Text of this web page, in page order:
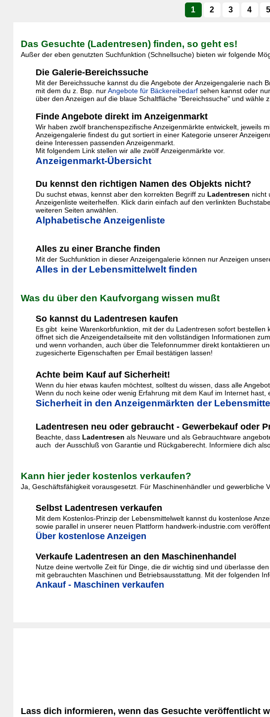
1 2 3 4 5
Das Gesuchte (Ladentresen) finden, so geht es!
Außer der eben genutzten Suchfunktion (Schnellsuche) bieten wir folgende
Die Galerie-Bereichssuche
Mit der Bereichssuche kannst du die Angebote der Anzeigengalerie nach
mit dem du z. Bsp. nurAngebote für Bäckereibedarfsehen kannst oder nur
über den Anzeigen auf die blaue Schaltfläche "Bereichssuche" und wähle
Finde Angebote direkt im Anzeigenmarkt
Wir haben zwölf branchenspezifische Anzeigenmärkte entwickelt, jeweils
Anzeigengalerie findest du gut sortiert in einer Kategorie unserer
deine Interessen passenden Anzeigenmarkt.
Mit folgendem Link stellen wir alle zwölf Anzeigenmärkte vor.
Anzeigenmarkt-Übersicht
Du kennst den richtigen Namen des Objekts nicht?
Du suchst etwas, kennst aber den korrekten Begriff zu Ladentresen nicht
Anzeigenliste weiterhelfen. Klick darin einfach auf den verlinkten
weiteren Seiten anwählen.
Alphabetische Anzeigenliste
Alles zu einer Branche finden
Mit der Suchfunktion in dieser Anzeigengalerie können nur Anzeigen
Alles in der Lebensmittelwelt finden
Was du über den Kaufvorgang wissen mußt
So kannst du Ladentresen kaufen
Es gibt keine Warenkorbfunktion, mit der du Ladentresen sofort bestellen
öffnet sich die Anzeigendetailseite mit den vollständigen Informationen
und wenn vorhanden, auch über die Telefonnummer direkt kontaktieren
zugesicherte Eigenschaften per Email bestätigen lassen!
Achte beim Kauf auf Sicherheit!
Wenn du hier etwas kaufen möchtest, solltest du wissen, dass alle
Wenn du noch keine oder wenig Erfahrung mit dem Kauf im Internet
Sicherheit in den Anzeigenmärkten der
Ladentresen neu oder gebraucht - Gewerbekauf oder
Beachte, dass Ladentresen als Neuware und als Gebrauchtware
auch der Ausschluß von Garantie und Rückgaberecht. Informiere dich
Kann hier jeder kostenlos verkaufen?
Ja, Geschäftsfähigkeit vorausgesetzt. Für Maschinenhändler und
Selbst Ladentresen verkaufen
Mit dem Kostenlos-Prinzip der Lebensmittelwelt kannst du kostenlose
sowie parallel in unserer neuen Plattform handwerk-industrie.com
Über kostenlose Anzeigen
Verkaufe Ladentresen an den Maschinenhandel
Nutze deine wertvolle Zeit für Dinge, die dir wichtig sind und überlasse
mit gebrauchten Maschinen und Betriebsausstattung. Mit der folgenden
Ankauf - Maschinen verkaufen
Lass dich informieren, wenn das Gesuchte veröffentlicht